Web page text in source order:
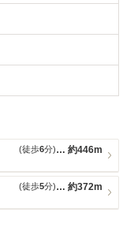
約446m
(徒歩6分)
約372m
(徒歩5分)